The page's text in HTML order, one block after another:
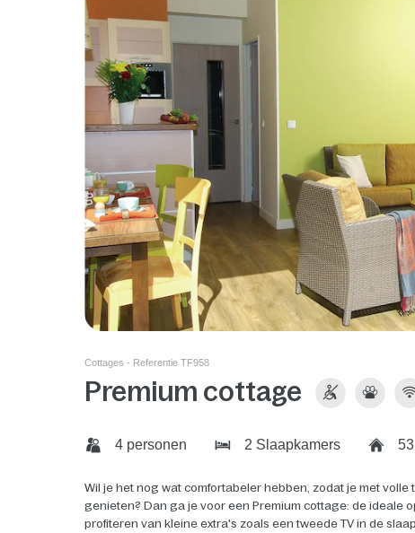
Cottages - Referentie TF958
Premium cottage
4 personen 2 Slaapkamers 53
Wil je het nog wat comfortabeler hebben, zodat je met
genieten? Dan ga je voor een Premium cottage: de ideale
profiteren van kleine extra's zoals een tweede TV in de